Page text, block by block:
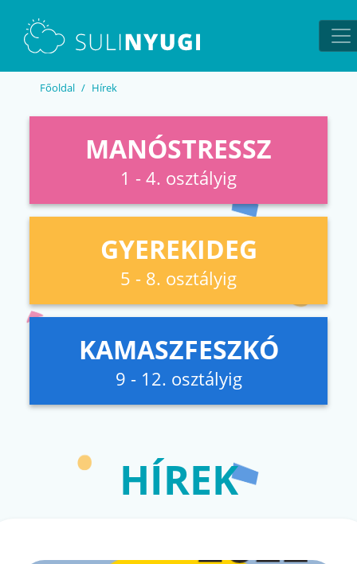
Főoldal Hírek
MANÓSTRESSZ
1 - 4. osztályig
GYEREKIDEG
5 - 8. osztályig
KAMASZFESZKÓ
9 - 12. osztályig
HÍREK